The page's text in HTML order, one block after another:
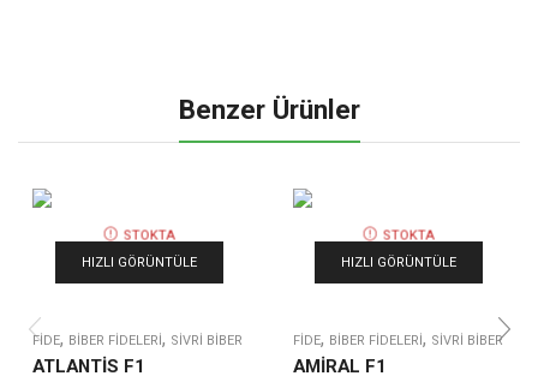
Benzer Ürünler
STOKTA
YOK
HIZLI GÖRÜNTÜLE
FIDE, BIBER FIDELERI, SIVRI BIBER
ATLANTİS F1
STOKTA
YOK
HIZLI GÖRÜNTÜLE
FIDE, BIBER FIDELERI, SIVRI BIBER
AMİRAL F1